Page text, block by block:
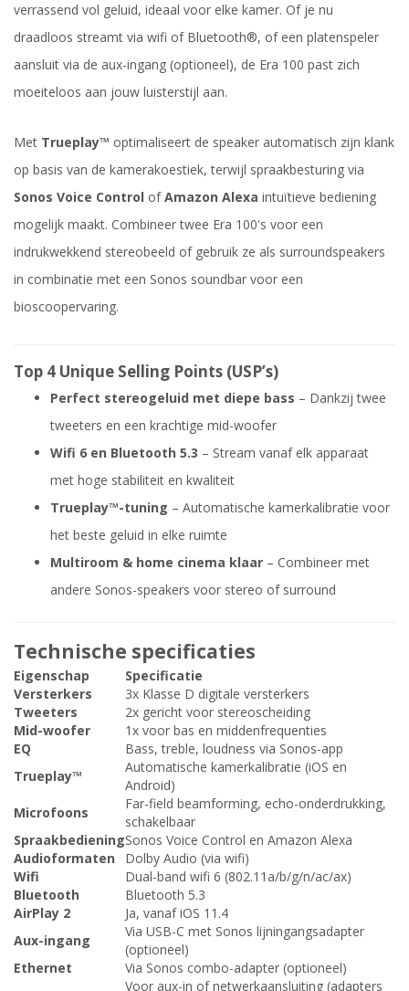
verrassend vol geluid, ideaal voor elke kamer. Of je nu
draadloos streamt via wifi of Bluetooth®, of een platenspeler
aansluit via de aux-ingang (optioneel), de Era 100 past zich
moeiteloos aan jouw luisterstijl aan.
Met Trueplay™ optimaliseert de speaker automatisch zijn klank
op basis van de kamerakoestiek, terwijl spraakbesturing via
Sonos Voice Control ofAmazon Alexa intuïtieve bediening
mogelijk maakt. Combineer twee Era 100's voor een
indrukwekkend stereobeeld of gebruik ze als surroundspeakers
in combinatie met een Sonos soundbar voor een
bioscoopervaring.
Top 4 Unique Selling Points (USP’s)
Perfect stereogeluid met diepe bass – Dankzij twee
tweeters en een krachtige mid-woofer
Wifi 6 en Bluetooth 5.3 – Stream vanaf elk apparaat
met hoge stabiliteit en kwaliteit
Trueplay™-tuning – Automatische kamerkalibratie voor
het beste geluid in elke ruimte
Multiroom & home cinema klaar – Combineer met
andere Sonos-speakers voor stereo of surround
Technische specificaties
Eigenschap
Specificatie
Versterkers
3x Klasse D digitale versterkers
Tweeters
2x gericht voor stereoscheiding
Mid-woofer
1x voor bas en middenfrequenties
EQ
Bass, treble, loudness via Sonos-app
Trueplay™
Automatische kamerkalibratie (iOS en
Android)
Microfoons
Far-field beamforming, echo-onderdrukking,
schakelbaar
SpraakbedieningSonos Voice Control en Amazon Alexa
Audioformaten
Dolby Audio (via wifi)
Wifi
Dual-band wifi 6 (802.11a/b/g/n/ac/ax)
Bluetooth
Bluetooth 5.3
AirPlay 2
Ja, vanaf iOS 11.4
Aux-ingang
Via USB-C met Sonos lijningangsadapter
(optioneel)
Ethernet
Via Sonos combo-adapter (optioneel)
Voor aux-in of netwerkaansluiting (adapters